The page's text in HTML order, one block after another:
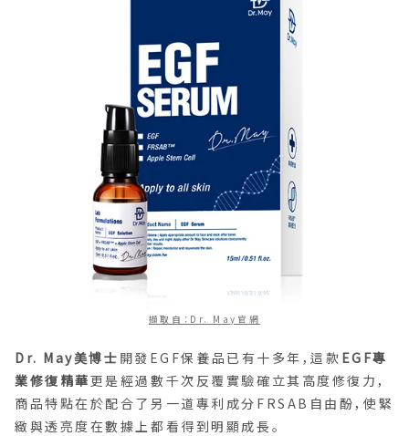
擷取自：Dr. May官網
Dr. May美博士 開發EGF保養品已有十多年，這款 EGF專
業修復精華更是經過數千次反覆實驗確立其高度修復力，
商品特點在於配合了另一道專利成分FRSAB自由酚，使緊
緻與透亮度在數據上都看得到明顯成長。